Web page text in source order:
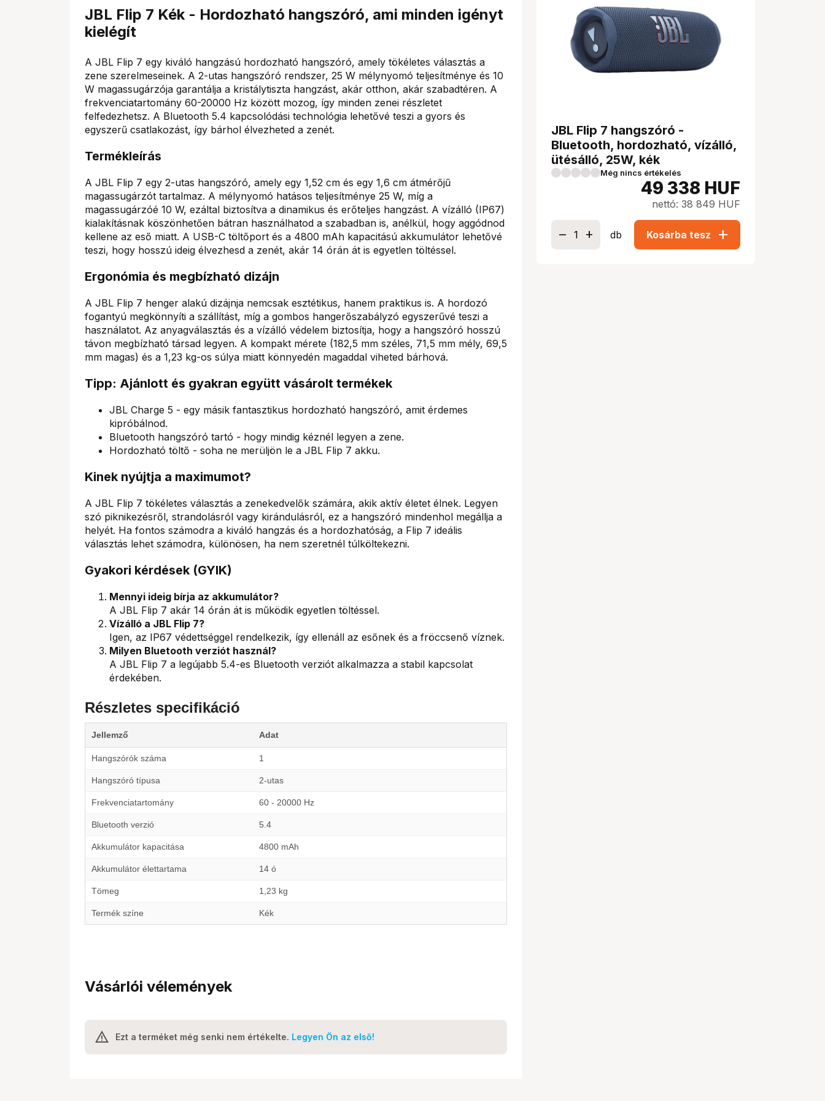
JBL Flip 7 Kék - Hordozható hangszóró, ami minden igényt
kielégít
A JBL Flip 7 egy kiváló hangzású hordozható hangszóró, amely tökéletes választás a
zene szerelmeseinek. A 2-utas hangszóró rendszer, 25 W mélynyomó teljesítménye és 10
W magassugárzója garantálja a kristálytiszta hangzást, akár otthon, akár szabadtéren. A
frekvenciatartomány 60-20000 Hz között mozog, így minden zenei részletet
felfedezhetsz. A Bluetooth 5.4 kapcsolódási technológia lehetővé teszi a gyors és
egyszerű csatlakozást, így bárhol élvezheted a zenét.
Termékleírás
A JBL Flip 7 egy 2-utas hangszóró, amely egy 1,52 cm és egy 1,6 cm átmérőjű
magassugárzót tartalmaz. A mélynyomó hatásos teljesítménye 25 W, míg a
magassugárzóé 10 W, ezáltal biztosítva a dinamikus és erőteljes hangzást. A vízálló (IP67)
kialakításnak köszönhetően bátran használhatod a szabadban is, anélkül, hogy aggódnod
kellene az eső miatt. A USB-C töltőport és a 4800 mAh kapacitású akkumulátor lehetővé
teszi, hogy hosszú ideig élvezhesd a zenét, akár 14 órán át is egyetlen töltéssel.
Ergonómia és megbízható dizájn
A JBL Flip 7 henger alakú dizájnja nemcsak esztétikus, hanem praktikus is. A hordozó
fogantyú megkönnyíti a szállítást, míg a gombos hangerőszabályzó egyszerűvé teszi a
használatot. Az anyagválasztás és a vízálló védelem biztosítja, hogy a hangszóró hosszú
távon megbízható társad legyen. A kompakt mérete (182,5 mm széles, 71,5 mm mély, 69,5
mm magas) és a 1,23 kg-os súlya miatt könnyedén magaddal viheted bárhová.
Tipp: Ajánlott és gyakran együtt vásárolt termékek
JBL Charge 5 - egy másik fantasztikus hordozható hangszóró, amit érdemes
kipróbálnod.
Bluetooth hangszóró tartó - hogy mindig kéznél legyen a zene.
Hordozható töltő - soha ne merüljön le a JBL Flip 7 akku.
Kinek nyújtja a maximumot?
A JBL Flip 7 tökéletes választás a zenekedvelők számára, akik aktív életet élnek. Legyen
szó piknikezésről, strandolásról vagy kirándulásról, ez a hangszóró mindenhol megállja a
helyét. Ha fontos számodra a kiváló hangzás és a hordozhatóság, a Flip 7 ideális
választás lehet számodra, különösen, ha nem szeretnél túlköltekezni.
Gyakori kérdések (GYIK)
Mennyi ideig bírja az akkumulátor?
A JBL Flip 7 akár 14 órán át is működik egyetlen töltéssel.
Vízálló a JBL Flip 7?
Igen, az IP67 védettséggel rendelkezik, így ellenáll az esőnek és a fröccsenő víznek.
Milyen Bluetooth verziót használ?
A JBL Flip 7 a legújabb 5.4-es Bluetooth verziót alkalmazza a stabil kapcsolat
érdekében.
Részletes specifikáció
Jellemző Adat
Hangszórók száma 1
Hangszóró típusa 2-utas
Frekvenciatartomány 60 - 20000 Hz
Bluetooth verzió 5.4
Akkumulátor kapacitása 4800 mAh
Akkumulátor élettartama 14 ó
Tömeg 1,23 kg
Termék színe Kék
Vásárlói vélemények
Ezt a terméket még senki nem értékelte. Legyen Ön az első!
JBL Flip 7 hangszóró -
Bluetooth, hordozható, vízálló,
ütésálló, 25W, kék
Még nincs értékelés
49 338 HUF
nettó: 38 849 HUF
db Kosárba tesz add